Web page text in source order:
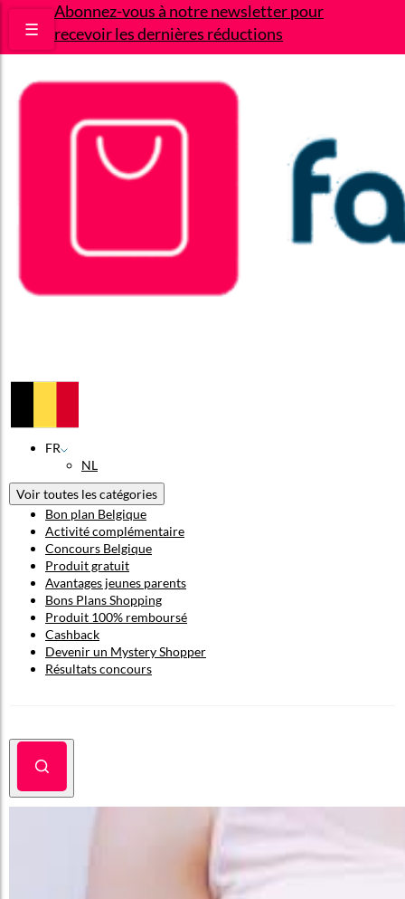
Abonnez-vous à notre newsletter pour
recevoir les dernières réductions
☰
FR
NL
Voir toutes les catégories
Bon plan Belgique
Activité complémentaire
Concours Belgique
Produit gratuit
Avantages jeunes parents
Bons Plans Shopping
Produit 100% remboursé
Cashback
Devenir un Mystery Shopper
Résultats concours